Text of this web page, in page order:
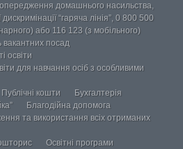
домашнього насильства,
“гаряча лінія”, 0 800 500
або 116 123 (з мобільного)
вакантних посад
освіти
для навчання осіб з особливими
Публічні кошти
Бухгалтерія
Благодійна допомога
та використання всіх отриманих
Освітні програми